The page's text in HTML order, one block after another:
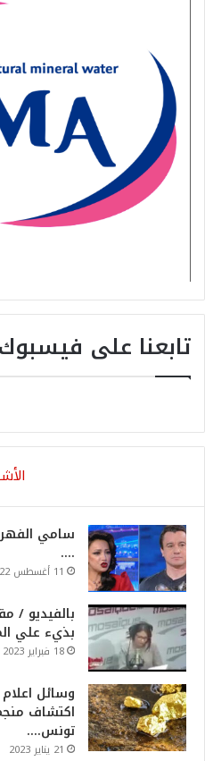
تابعنا على فيسبوك
سامي
….
11 أغسطس 2022
بالفيديو /
بذيء علي
18 فبراير 2023
وسائل
اكتشاف
تونس….
21 يناير 2023